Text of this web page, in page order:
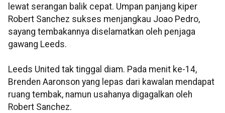
lewat serangan balik cepat. Umpan panjang kiper
Robert Sanchez sukses menjangkau Joao Pedro,
sayang tembakannya diselamatkan oleh penjaga
gawang Leeds.
Leeds United tak tinggal diam. Pada menit ke-14,
Brenden Aaronson yang lepas dari kawalan mendapat
ruang tembak, namun usahanya digagalkan oleh
Robert Sanchez.